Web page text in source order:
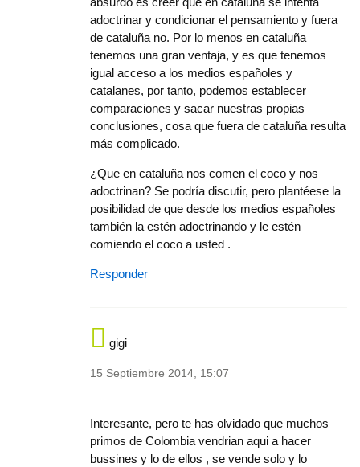
adoctrinar y condicionar el pensamiento y fuera
de cataluña no. Por lo menos en cataluña
tenemos una gran ventaja, y es que tenemos
igual acceso a los medios españoles y
catalanes, por tanto, podemos establecer
comparaciones y sacar nuestras propias
conclusiones, cosa que fuera de cataluña resulta
más complicado.
¿Que en cataluña nos comen el coco y nos
adoctrinan? Se podría discutir, pero plantéese la
posibilidad de que desde los medios españoles
también la estén adoctrinando y le estén
comiendo el coco a usted .
Responder
gigi
15 Septiembre 2014, 15:07
Interesante, pero te has olvidado que muchos
primos de Colombia vendrian aqui a hacer
bussines y lo de ellos , se vende solo y lo